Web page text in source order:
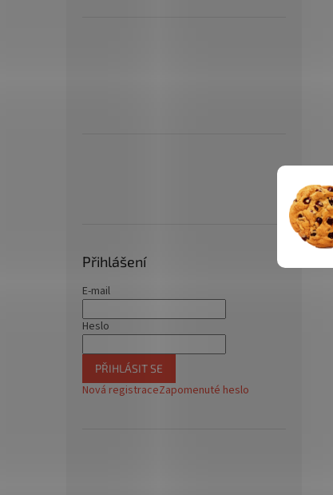
Přihlášení
E-mail
Heslo
PŘIHLÁSIT SE
Nová registraceZapomenuté heslo